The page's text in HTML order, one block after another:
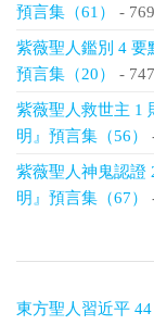
預言集（61）
-
紫薇聖人鑑別 4 要
預言集（20）
-
紫薇聖人救世主 1
明』預言集（56）
紫薇聖人神鬼認證
明』預言集（67）
東方聖人習近平